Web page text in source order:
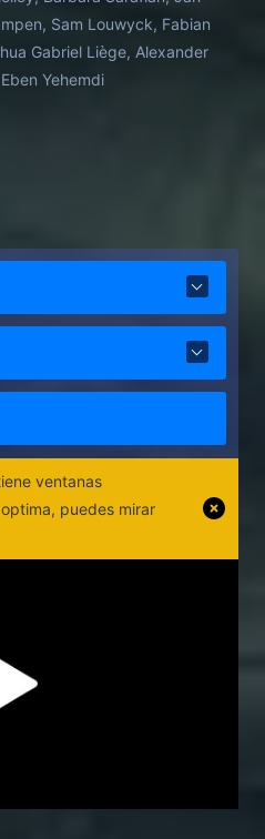
Sam Louwyck, Fabian
Gabriel Liège, Alexander
Yehemdi
ventanas
puedes mirar